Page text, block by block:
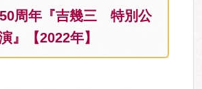
周年『吉幾三 特別公
』【2022年】